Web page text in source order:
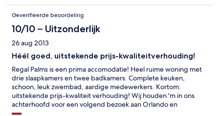
Geverifieerde beoordeling
10/10 – Uitzonderlijk
26 aug 2013
Héél goed, uitstekende prijs-kwaliteitverhouding!
Regal Palms is een prima accomodatie! Heel ruime woning met
drie slaapkamers en twee badkamers. Complete keuken,
schoon, leuk zwembad, aardige medewerkers. Kortom:
uitstekende prijs-kwaliteit verhouding! Wij houden 'm in ons
achterhoofd voor een volgend bezoek aan Orlando en
omstreken.